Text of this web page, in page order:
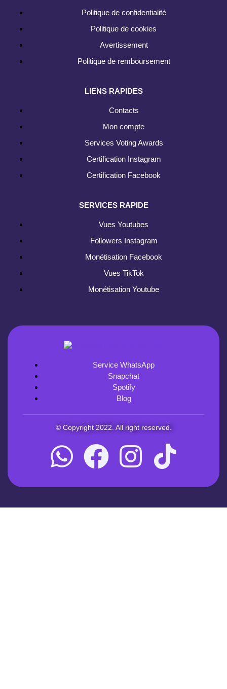
Politique de confidentialité
Politique de cookies
Avertissement
Politique de remboursement
LIENS RAPIDES
Contacts
Mon compte
Services Voting Awards
Certification Instagram
Certification Facebook
SERVICES RAPIDE
Vues Youtubes
Followers Instagram
Monétisation Facebook
Vues TikTok
Monétisation Youtube
Service WhatsApp
Snapchat
Spotify
Blog
© Copyright 2022. All right reserved.